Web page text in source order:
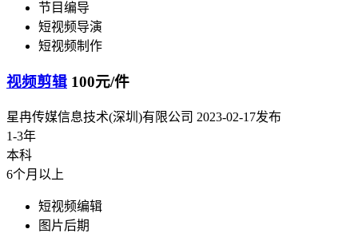
节目编导
短视频导演
短视频制作
视频剪辑 100元/件
星冉传媒信息技术(深圳)有限公司 2023-02-17发布
1-3年
本科
6个月以上
短视频编辑
图片后期